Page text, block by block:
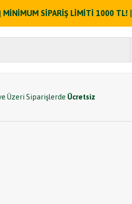
MİNİMUM SİPARİŞ LİMİTİ 1000 TL!
Üzeri Siparişlerde Ücretsiz